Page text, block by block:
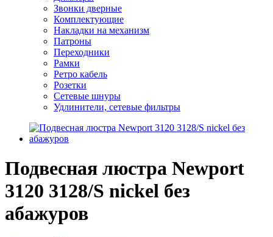
Звонки дверные
Комплектующие
Накладки на механизм
Патроны
Переходники
Рамки
Ретро кабель
Розетки
Сетевые шнуры
Удлинители, сетевые фильтры
Подвесная люстра Newport
3120 3128/S nickel без
абажуров